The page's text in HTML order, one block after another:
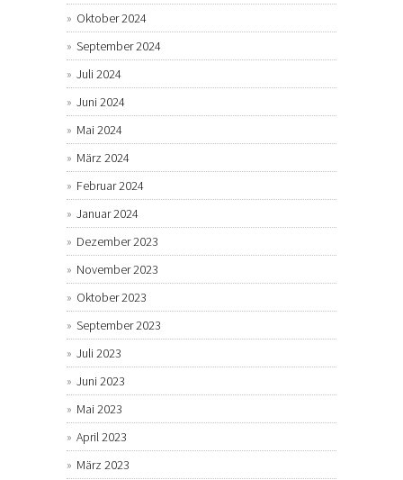
Oktober 2024
September 2024
Juli 2024
Juni 2024
Mai 2024
März 2024
Februar 2024
Januar 2024
Dezember 2023
November 2023
Oktober 2023
September 2023
Juli 2023
Juni 2023
Mai 2023
April 2023
März 2023